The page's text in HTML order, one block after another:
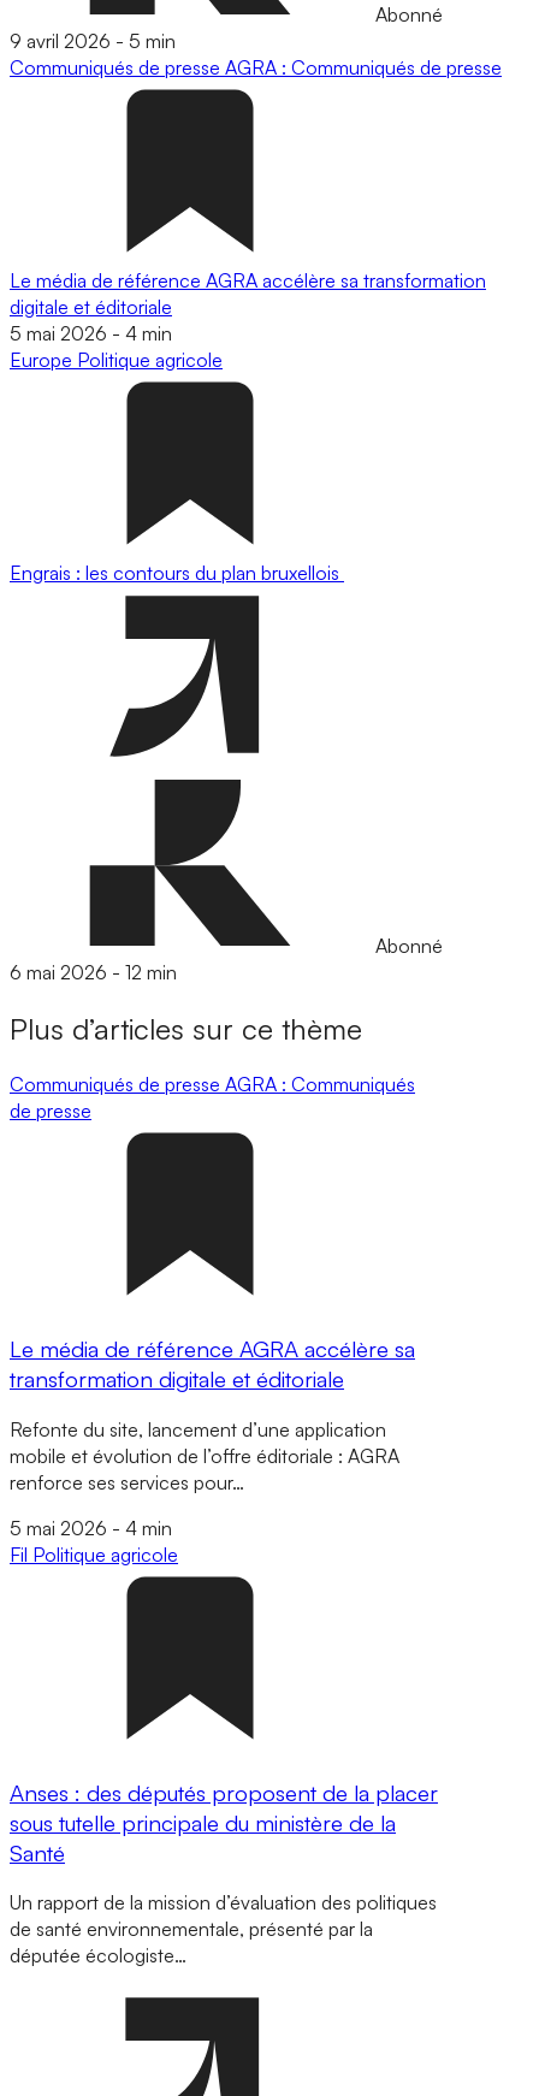
Abonné
9 avril 2026 - 5 min
Communiqués de presse AGRA : Communiqués de presse
Le média de référence AGRA accélère sa transformation
digitale et éditoriale
5 mai 2026 - 4 min
Europe Politique agricole
Engrais : les contours du plan bruxellois
Abonné
6 mai 2026 - 12 min
Plus d’articles sur ce thème
Communiqués de presse AGRA : Communiqués
de presse
Le média de référence AGRA accélère sa
transformation digitale et éditoriale
Refonte du site, lancement d’une application
mobile et évolution de l’offre éditoriale : AGRA
renforce ses services pour…
5 mai 2026 - 4 min
Fil Politique agricole
Anses : des députés proposent de la placer
sous tutelle principale du ministère de la
Santé
Un rapport de la mission d’évaluation des politiques
de santé environnementale, présenté par la
députée écologiste…